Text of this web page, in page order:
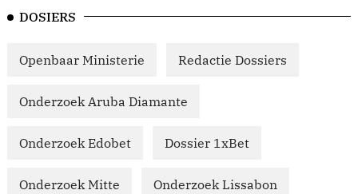
DOSIERS
Openbaar Ministerie Redactie Dossiers
Onderzoek Aruba Diamante
Onderzoek Edobet Dossier 1xBet
Onderzoek Mitte Onderzoek Lissabon